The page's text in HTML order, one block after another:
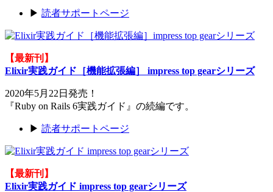
▶ 読者サポートページ
【最新刊】
Elixir実践ガイド［機能拡張編］ impress top gearシリーズ
2020年5月22日発売！
『Ruby on Rails 6実践ガイド』の続編です。
▶ 読者サポートページ
【最新刊】
Elixir実践ガイド impress top gearシリーズ